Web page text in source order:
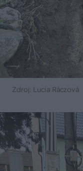
Zdroj: Lucia Ráczová